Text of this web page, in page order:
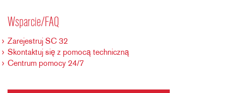
Wsparcie/FAQ
Zarejestruj SC 32
Skontaktuj się z pomocą techniczną
Centrum pomocy 24/7